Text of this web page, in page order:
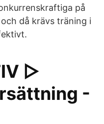
på
då krävs träning i
▷
-